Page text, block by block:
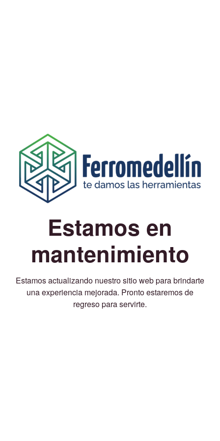
Estamos en
mantenimiento
Estamos actualizando nuestro sitio web para brindarte
una experiencia mejorada. Pronto estaremos de
regreso para servirte.